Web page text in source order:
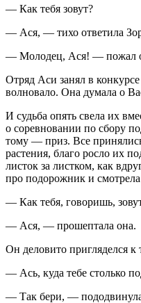
— Как тебя зовут?
— Ася, — тихо ответила
— Молодец, Ася! — пожал
Отряд Аси занял в
волновало. Она думала о
И судьба опять свела их
о соревновании по сбору
тому — приз. Все
растения, благо росло их
листок за листком, как
про подорожник и
— Как тебя, говоришь,
— Ася, — прошептала она.
Он деловито пригляделся
— Ась, куда тебе столько
— Так бери, — пододвинула